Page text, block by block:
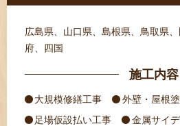
広島県、山口県、島根県、鳥取県
府、四国
施工内容
大規模修繕工事 外壁・屋根
足場仮設払い工事
金属サイ